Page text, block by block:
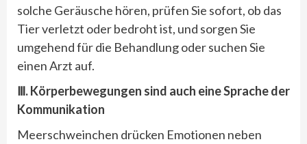
solche Geräusche hören, prüfen Sie sofort, ob das
Tier verletzt oder bedroht ist, und sorgen Sie
umgehend für die Behandlung oder suchen Sie
einen Arzt auf.
Ⅲ. Körperbewegungen sind auch eine Sprache der
Kommunikation
Meerschweinchen drücken Emotionen neben